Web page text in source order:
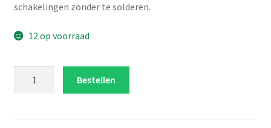
schakelingen zonder te solderen.
12 op voorraad
Bestellen